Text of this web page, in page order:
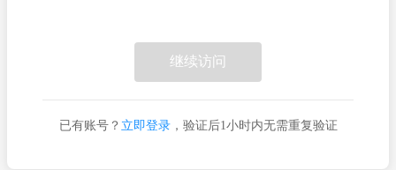
继续访问
已有账号？ 立即登录，验证后1小时内无需重复验证